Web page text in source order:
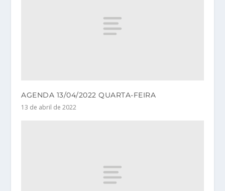
AGENDA 13/04/2022 QUARTA-FEIRA
13 de abril de 2022